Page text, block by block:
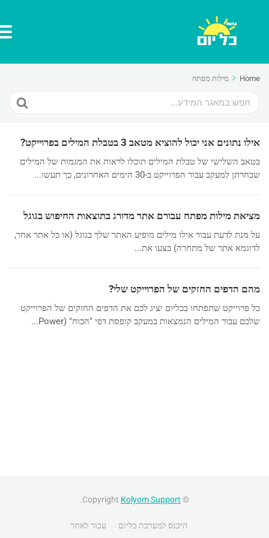
Home מילות מפתח
Search
For
אילו נתונים אני יכול להוציא מטאב 3 בטבלת המילים בפרוייקט?
בטאב השלישי של טבלת המילים תוכלו לראות את המגמות של המילים
שבחרתן למעקב עבור הפרוייקט ב-30 הימים האחרונים, כך תעשו...
מציאת מילות מפתח עבורם אתר מדורג בתוצאות החיפוש בגוגל
על מנת לדעת עבור אילו מילים מופיע האתר שלך בגוגל (או כל אתר אחר,
לדוגמא אתר של מתחרה) בצעו את...
מהם הדפים החזקים של הפרוייקט שלי?
כל פרוייקט שתפתחו בכליום יציג לכם את הדפים החזקים של הפרוייקט
שלכם עבור המילים הנמצאות במעקב קופסת דפי "הכוח" (Power...
© Copyright
Kolyom Support
.
עבור לאתר היכנס למערכת כליום